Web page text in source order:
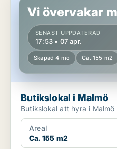
Vi övervakar
SENAST UPPDATERAD
17:53 • 07 apr.
Skapad 4 mo Ca. 155 m2
Butikslokal i Malmö
Butikslokal att hyra i Malmö
Areal
Ca. 155 m2